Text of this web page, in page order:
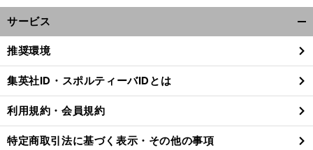
サービス
閉
る
推奨環境
集英社ID・スポルティーバIDとは
利用規約・会員規約
特定商取引法に基づく表示・その他の事項